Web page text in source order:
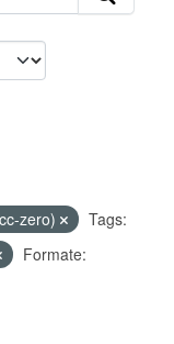
zero)
Tags:
Formate: